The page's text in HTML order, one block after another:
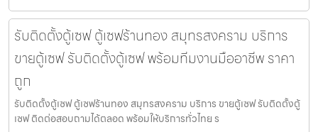
รับติดตั้งตู้เซฟ ตู้เซฟร้านทอง สมุทรสงคราม บริการ
ขายตู้เซฟ รับติดตั้งตู้เซฟ พร้อมทีมงานมืออาชีพ ราคา
ถูก
รับติดตั้งตู้เซฟ ตู้เซฟร้านทอง สมุทรสงคราม บริการ ขายตู้เซฟ รับติดตั้งตู้
เซฟ ติดต่อสอบถามได้ตลอด พร้อมให้บริการทั่วไทย ร